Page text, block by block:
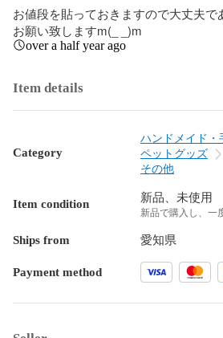
お値段を貼っておきますので大丈夫で
お願い致しますm(_ _)m
over a half year ago
Item details
Category
ハンドメイド・
ペットグッズ
その他
Item condition 新品、未使用
新品で購入し、一
Ships from 愛知県
Payment method